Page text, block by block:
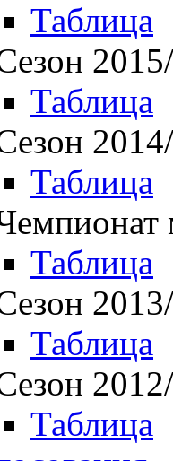
Таблица
Таблица
Таблица
Таблица
Таблица
Таблица